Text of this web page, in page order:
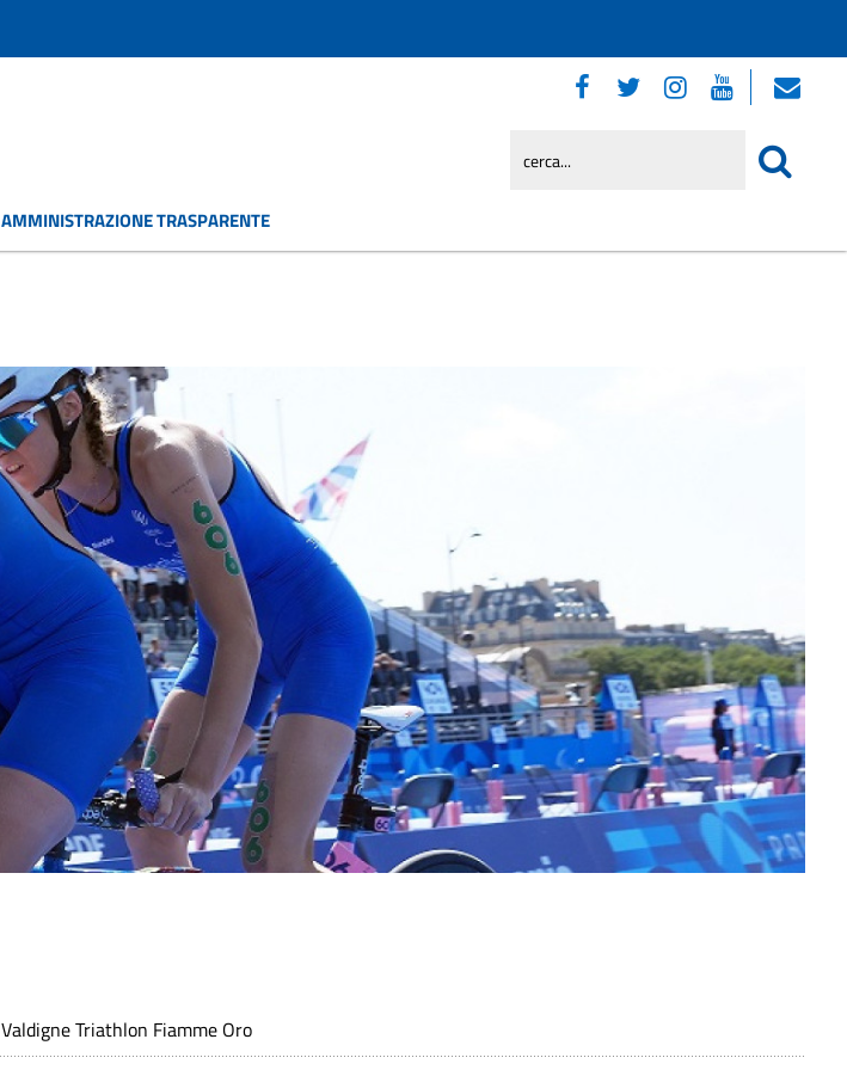
AMMINISTRAZIONE TRASPARENTE
Valdigne Triathlon Fiamme Oro